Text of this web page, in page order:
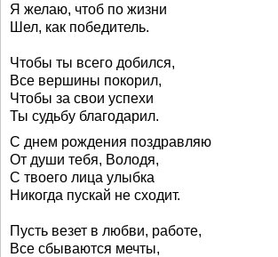
Я желаю, чтоб по жизни
Шел, как победитель.
Чтобы ты всего добился,
Все вершины покорил,
Чтобы за свои успехи
Ты судьбу благодарил.
С днем рождения поздравляю
От души тебя, Володя,
С твоего лица улыбка
Никогда пускай не сходит.
Пусть везет в любви, работе,
Все сбываются мечты,